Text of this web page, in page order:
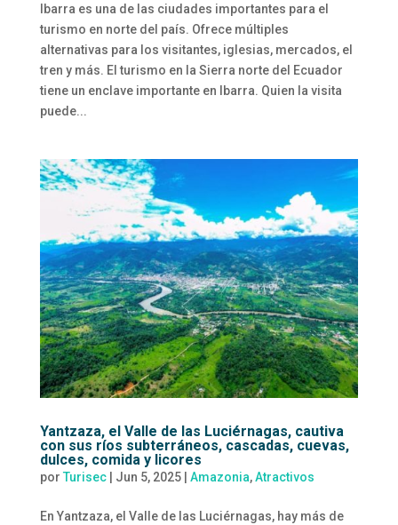
Ibarra es una de las ciudades importantes para el
turismo en norte del país. Ofrece múltiples
alternativas para los visitantes, iglesias, mercados, el
tren y más. El turismo en la Sierra norte del Ecuador
tiene un enclave importante en Ibarra. Quien la visita
puede...
Yantzaza, el Valle de las Luciérnagas, cautiva
con sus ríos subterráneos, cascadas, cuevas,
dulces, comida y licores
por Turisec| Jun 5, 2025| Amazonia,Atractivos
En Yantzaza, el Valle de las Luciérnagas, hay más de